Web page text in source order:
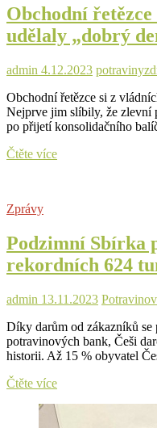
potravináři
zlevňují
také,
obchodech
však
potraviny
stále
zdražují
Obchodní
udělaly „dobrý
admin 4.12.2023 potraviny
Obchodní řetězce si z
Nejprve jim slíbily, že zlevní
po přijetí konsolidačního
Čtěte víceObchodní
udělaly
„dobrý
den“
Zprávy
Podzimní Sbírka
rekordních 624
admin 13.11.2023
Díky darům od zákazníků
potravinových bank, Češi
historii. Až 15 % obyvatel
Čtěte vícePodzimní
potravin